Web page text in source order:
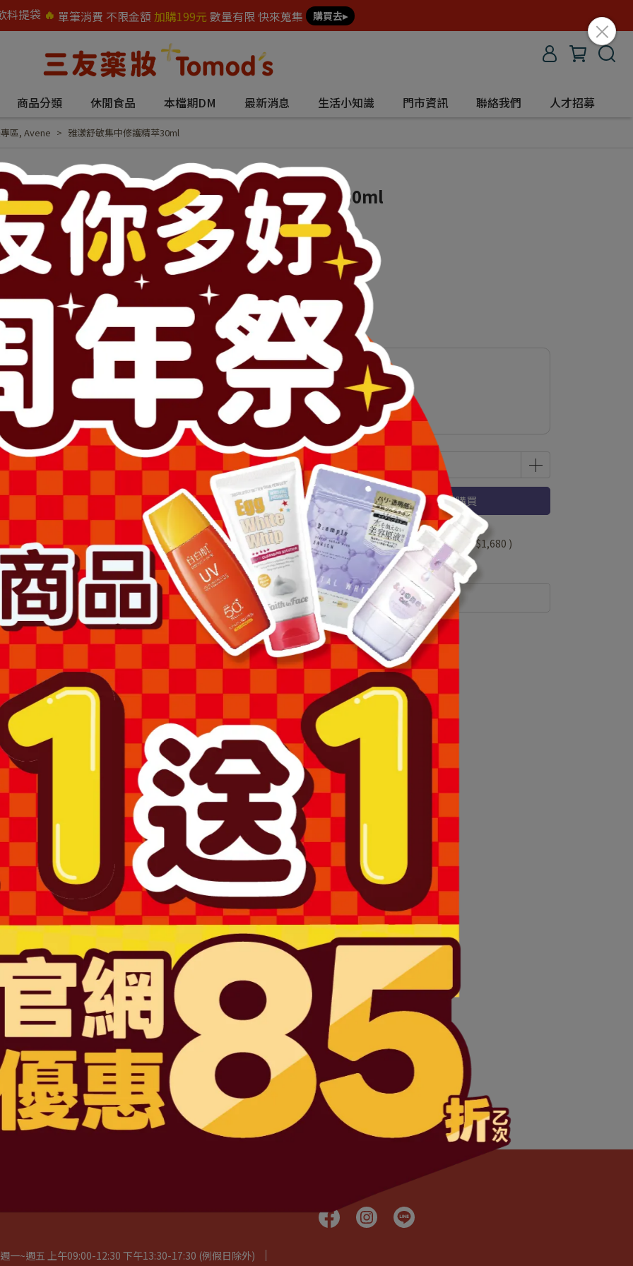
料提袋 🔥 單筆消費 不限金額 加購199元 數量有限 快來蒐集 購買去▸
商品分類 休閒食品 本檔期DM 最新消息 生活小知識 門市資訊 聯絡我們 人才招募
區, Avene 雅漾舒敏集中修護精萃30ml
雅漾舒敏集中修護精萃30ml
NT$1,260
NT$1,680
商品編號:
供貨狀況: 尚有庫存 4
此商品參與的優惠活動
超值加價購
滿1500送卸妝膏2000送拉絲乳霜
加入購物車 立即購買
加入最愛 此商品 「 最高 」可以折抵紅利336000 點 (約等於 NT$1,680 )
規格說明
品圖片僅供參考，依實際收到商品為準。
避免顏色不符或肌膚不適等症狀。
業醫師協助。
如已拆封或使用過、無法恢復原狀、商品外盒損壞恕無法辦理退換貨。
湖、金門、馬祖….等)
第 MD6201047487 號
三段4號地下一層
一~週五 上午09:00-12:30 下午13:30-17:30 (例假日除外)